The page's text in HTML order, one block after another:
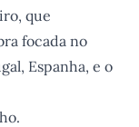
que
focada no
Espanha, e o